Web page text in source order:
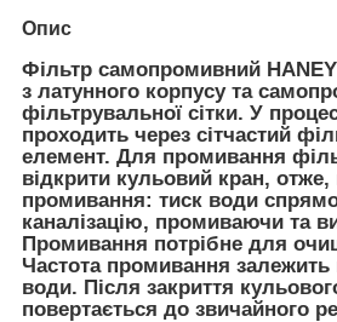
Опис
Фільтр самопромивний
з латунного корпусу та
фільтрувальної сітки. У
проходить через сітчастий
елемент. Для промивання
відкрити кульовий кран, отже,
промивання: тиск води
каналізацію, промиваючи та
Промивання потрібне для
Частота промивання залежить
води. Після закриття
повертається до звичайного